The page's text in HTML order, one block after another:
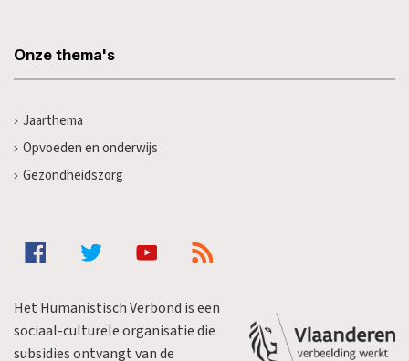
Onze thema's
Jaarthema
Opvoeden en onderwijs
Gezondheidszorg
Het Humanistisch Verbond is een
sociaal-culturele organisatie die
subsidies ontvangt van de